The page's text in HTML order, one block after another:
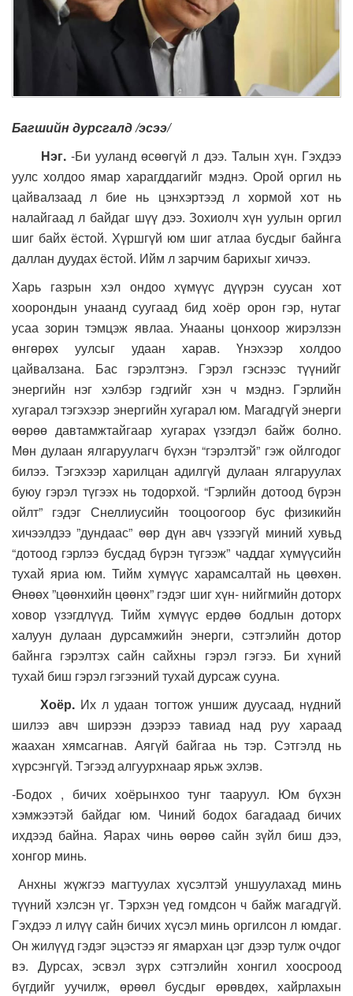
Багшийн дурсгалд /эсээ/
Нэг.-Би ууланд өсөөгүй л дээ. Талын хүн. Гэхдээ
уулс холдоо ямар харагддагийг мэднэ. Орой оргил нь
цайвалзаад л бие нь цэнхэртээд л хормой хот нь
налайгаад л байдаг шүү дээ. Зохиолч хүн уулын оргил
шиг байх ёстой. Хүршгүй юм шиг атлаа бусдыг байнга
даллан дуудах ёстой. Ийм л зарчим барихыг хичээ.
Харь газрын хэл ондоо хүмүүс дүүрэн суусан хот
хоорондын унаанд суугаад бид хоёр орон гэр, нутаг
усаа зорин тэмцэж явлаа. Унааны цонхоор жирэлзэн
өнгөрөх уулсыг удаан харав. Үнэхээр холдоо
цайвалзана. Бас гэрэлтэнэ. Гэрэл гэснээс түүнийг
энергийн нэг хэлбэр гэдгийг хэн ч мэднэ. Гэрлийн
хугарал тэгэхээр энергийн хугарал юм. Магадгүй энерги
өөрөө давтамжтайгаар хугарах үзэгдэл байж болно.
Мөн дулаан ялгаруулагч бүхэн “гэрэлтэй” гэж ойлгодог
билээ. Тэгэхээр харилцан адилгүй дулаан ялгаруулах
буюу гэрэл түгээх нь тодорхой. “Гэрлийн дотоод бүрэн
ойлт” гэдэг Снеллиусийн тооцоогоор бус физикийн
хичээлдээ ”дундаас” өөр дүн авч үзээгүй миний хувьд
“дотоод гэрлээ бусдад бүрэн түгээж” чаддаг хүмүүсийн
тухай яриа юм. Тийм хүмүүс харамсалтай нь цөөхөн.
Өнөөх ”цөөнхийн цөөнх” гэдэг шиг хүн- нийгмийн доторх
ховор үзэгдлүүд. Тийм хүмүүс ердөө бодлын доторх
халуун дулаан дурсамжийн энерги, сэтгэлийн дотор
байнга гэрэлтэх сайн сайхны гэрэл гэгээ. Би хүний
тухай биш гэрэл гэгээний тухай дурсаж сууна.
Хоёр.Их л удаан тогтож уншиж дуусаад, нүдний
шилээ авч ширээн дээрээ тавиад над руу хараад
жаахан хямсагнав. Аягүй байгаа нь тэр. Сэтгэлд нь
хүрсэнгүй. Тэгээд алгуурхнаар ярьж эхлэв.
-Бодох , бичих хоёрынхоо тунг тааруул. Юм бүхэн
хэмжээтэй байдаг юм. Чиний бодох багадаад бичих
ихдээд байна. Яарах чинь өөрөө сайн зүйл биш дээ,
хонгор минь.
Анхны жүжгээ магтуулах хүсэлтэй уншуулахад минь
түүний хэлсэн үг. Тэрхэн үед гомдсон ч байж магадгүй.
Гэхдээ л илүү сайн бичих хүсэл минь оргилсон л юмдаг.
Он жилүүд гэдэг эцэстээ яг ямархан цэг дээр тулж очдог
вэ. Дурсах, эсвэл зүрх сэтгэлийн хонгил хоосроод
бүгдийг уучилж, өрөөл бусдыг өрөвдөх, хайрлахын